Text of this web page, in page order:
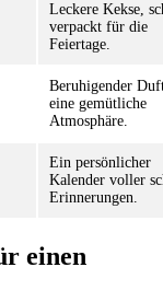
Leckere Kekse,
verpackt für die
Feiertage.
Beruhigender
eine gemütliche
Atmosphäre.
Ein persönlicher
Kalender voller
Erinnerungen.
einen